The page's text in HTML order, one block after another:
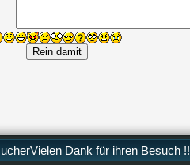
Dank für ihren Besuch !!